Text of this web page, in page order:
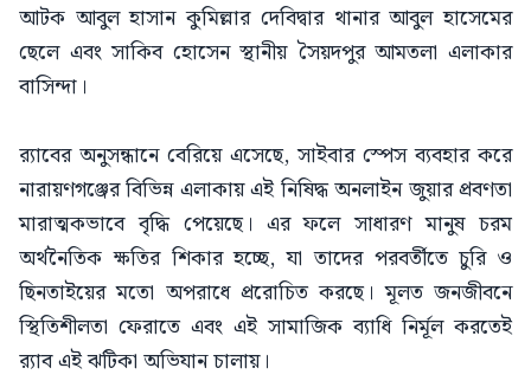
আটক আবুল হাসান কুমিল্লার দেবিদ্বার থানার আবুল হাসেমের
ছেলে এবং সাকিব হোসেন স্থানীয় সৈয়দপুর আমতলা এলাকার
বাসিন্দা।
র‍্যাবের অনুসন্ধানে বেরিয়ে এসেছে, সাইবার স্পেস ব্যবহার করে
নারায়ণগঞ্জের বিভিন্ন এলাকায় এই নিষিদ্ধ অনলাইন জুয়ার প্রবণতা
মারাত্মকভাবে বৃদ্ধি পেয়েছে। এর ফলে সাধারণ মানুষ চরম
অর্থনৈতিক ক্ষতির শিকার হচ্ছে, যা তাদের পরবর্তীতে চুরি ও
ছিনতাইয়ের মতো অপরাধে প্ররোচিত করছে। মূলত জনজীবনে
স্থিতিশীলতা ফেরাতে এবং এই সামাজিক ব্যাধি নির্মূল করতেই
র‍্যাব এই ঝটিকা অভিযান চালায়।